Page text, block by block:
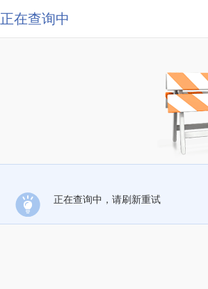
正在查询中
正在查询中，请刷新重试